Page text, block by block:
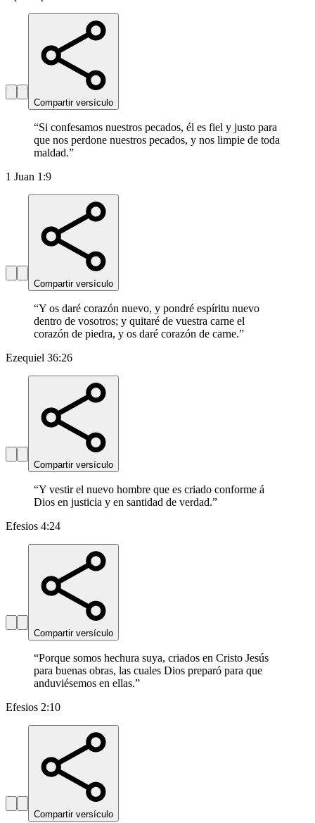
Compartir versículo
“Si confesamos nuestros pecados, él es fiel y justo para
que nos perdone nuestros pecados, y nos limpie de toda
maldad.”
1 Juan 1:9
Compartir versículo
“Y os daré corazón nuevo, y pondré espíritu nuevo
dentro de vosotros; y quitaré de vuestra carne el
corazón de piedra, y os daré corazón de carne.”
Ezequiel 36:26
Compartir versículo
“Y vestir el nuevo hombre que es criado conforme á
Dios en justicia y en santidad de verdad.”
Efesios 4:24
Compartir versículo
“Porque somos hechura suya, criados en Cristo Jesús
para buenas obras, las cuales Dios preparó para que
anduviésemos en ellas.”
Efesios 2:10
Compartir versículo